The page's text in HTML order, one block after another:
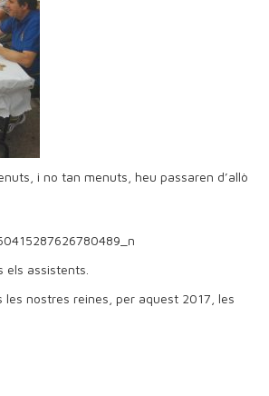
i no tan menuts, heu passaren d’allò
assistents.
nostres reines, per aquest 2017, les